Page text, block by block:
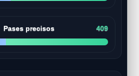
Pases precisos 409